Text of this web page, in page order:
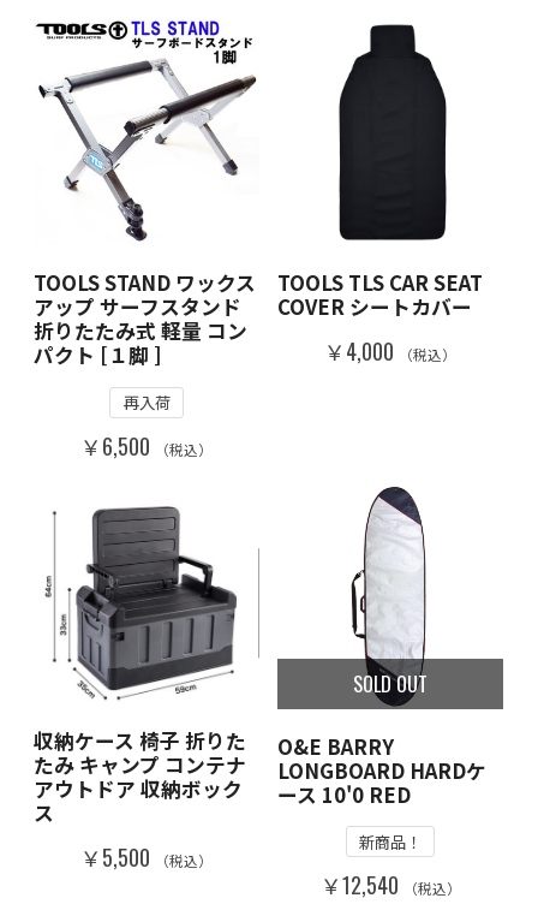
TOOLS STAND ワックス
アップ サーフスタンド
折りたたみ式 軽量 コン
パクト [１脚 ]
再入荷
￥6,500 （税込）
TOOLS TLS CAR SEAT
COVER シートカバー
￥4,000 （税込）
収納ケース 椅子 折りた
たみ キャンプ コンテナ
アウトドア 収納ボック
ス
￥5,500 （税込）
SOLD OUT
O&E BARRY
LONGBOARD HARDケ
ース 10'0 RED
新商品！
￥12,540 （税込）